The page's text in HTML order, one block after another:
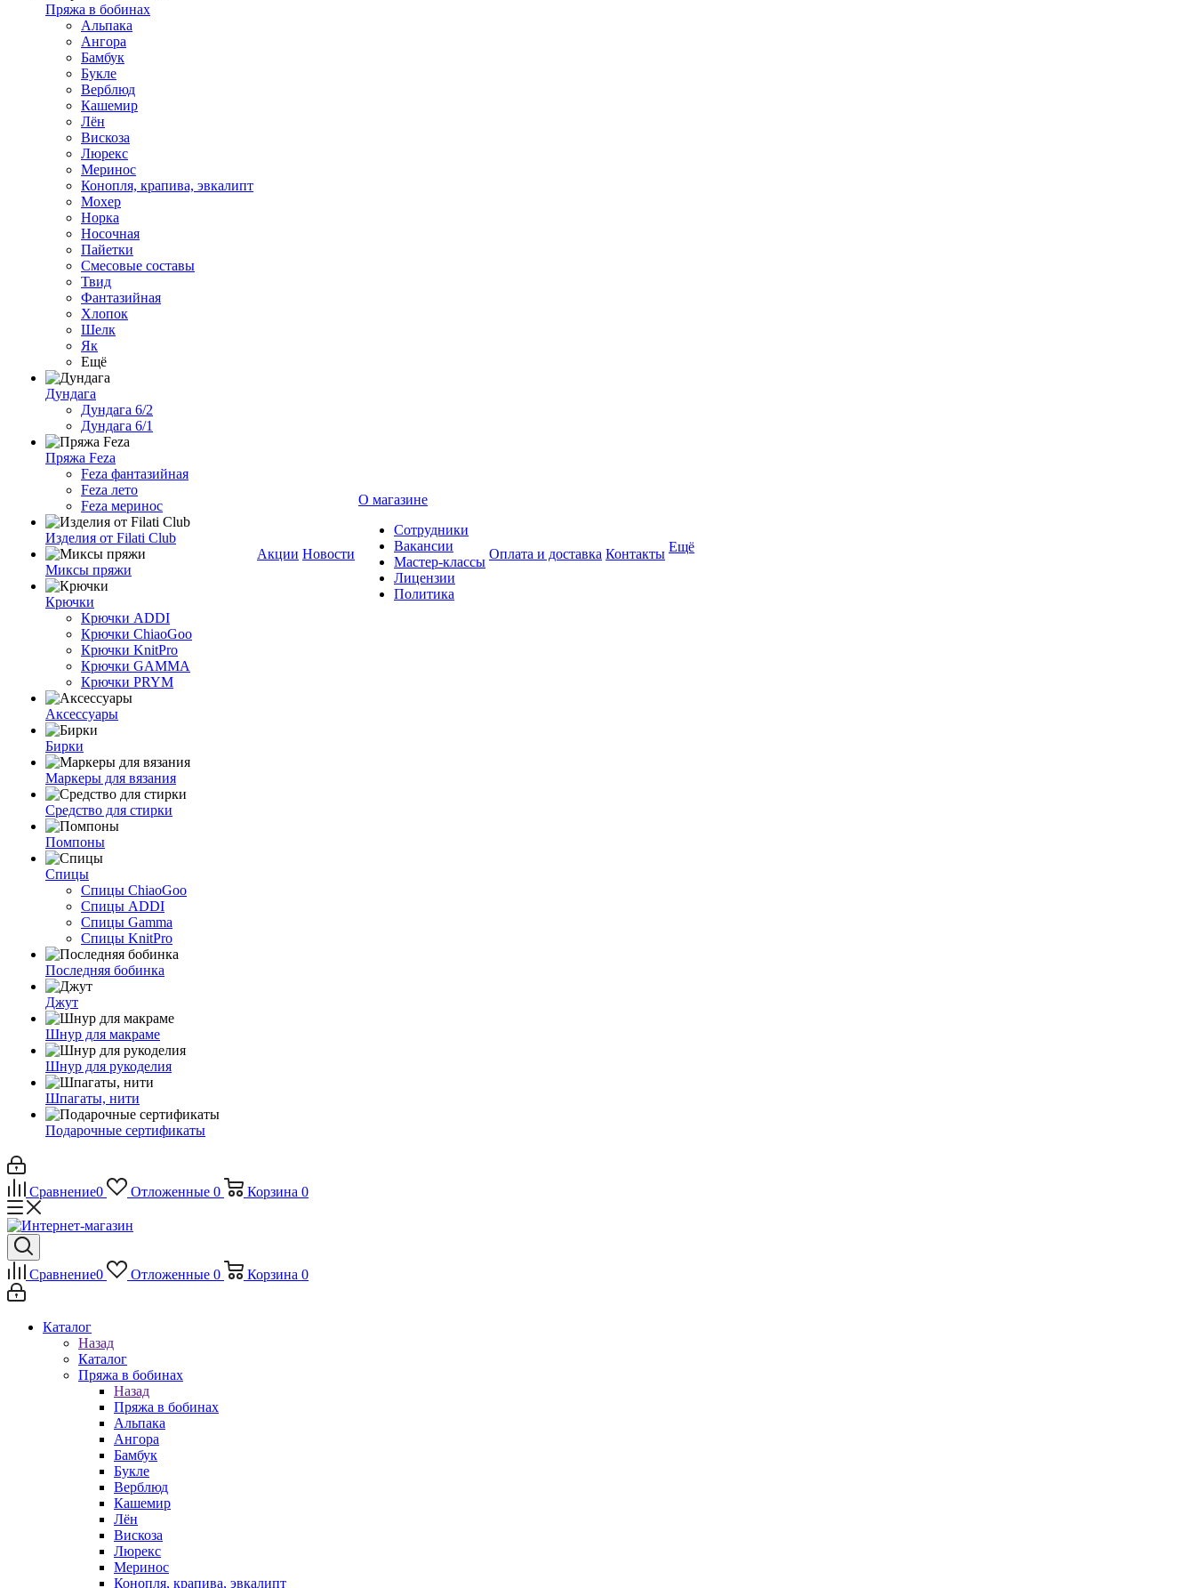
Пряжа в бобинах
Альпака
Ангора
Бамбук
Букле
Верблюд
Кашемир
Лён
Вискоза
Люрекс
Меринос
Конопля, крапива, эвкалипт
Мохер
Норка
Носочная
Пайетки
Смесовые составы
Твид
Фантазийная
Хлопок
Шелк
Як
Ещё
Дундага
Дундага 6/2
Дундага 6/1
Пряжа Feza
Feza фантазийная
Feza лето
Feza меринос
Изделия от Filati Club
Миксы пряжи
Крючки
Крючки ADDI
Крючки ChiaoGoo
Крючки KnitPro
Крючки GAMMA
Крючки PRYM
Аксессуары
Бирки
Маркеры для вязания
Средство для стирки
Помпоны
Спицы
Спицы ChiaoGoo
Спицы ADDI
Спицы Gamma
Спицы KnitPro
Последняя бобинка
Джут
Шнур для макраме
Шнур для рукоделия
Шпагаты, нити
Подарочные сертификаты
Акции Новости
О магазине
Сотрудники
Вакансии
Мастер-классы
Лицензии
Политика
Оплата и доставка Контакты Ещё
Сравнение0 Отложенные 0 Корзина 0
Сравнение0 Отложенные 0 Корзина 0
Каталог
Назад
Каталог
Пряжа в бобинах
Назад
Пряжа в бобинах
Альпака
Ангора
Бамбук
Букле
Верблюд
Кашемир
Лён
Вискоза
Люрекс
Меринос
Конопля, крапива, эвкалипт